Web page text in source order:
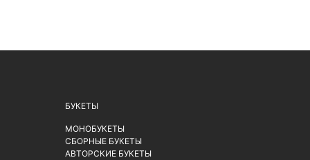
БУКЕТЫ
МОНОБУКЕТЫ
СБОРНЫЕ БУКЕТЫ
АВТОРСКИЕ БУКЕТЫ